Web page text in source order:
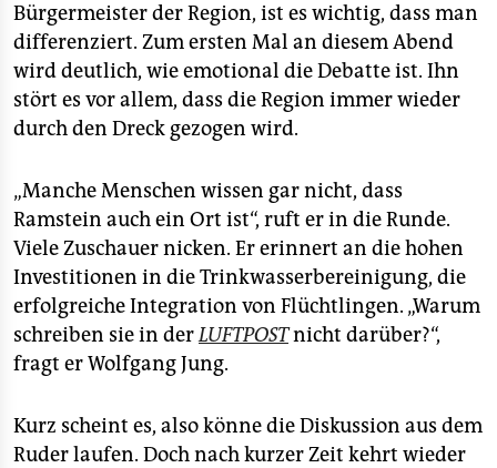
Bürgermeister der Region, ist es wichtig, dass man
differenziert. Zum ersten Mal an diesem Abend
wird deutlich, wie emotional die Debatte ist. Ihn
stört es vor allem, dass die Region immer wieder
durch den Dreck gezogen wird.
„Manche Menschen wissen gar nicht, dass
Ramstein auch ein Ort ist“, ruft er in die Runde.
Viele Zuschauer nicken. Er erinnert an die hohen
Investitionen in die Trinkwasserbereinigung, die
erfolgreiche Integration von Flüchtlingen. „Warum
schreiben sie in derLUFTPOSTnicht darüber?“,
fragt er Wolfgang Jung.
Kurz scheint es, also könne die Diskussion aus dem
Ruder laufen. Doch nach kurzer Zeit kehrt wieder